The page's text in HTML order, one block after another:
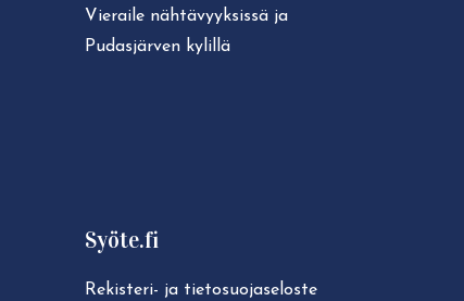
Vieraile näh­tä­vyyk­sis­sä ja
Pudasjärven kylillä
Syöte.fi
Rekisteri- ja tie­to­suo­ja­se­los­te